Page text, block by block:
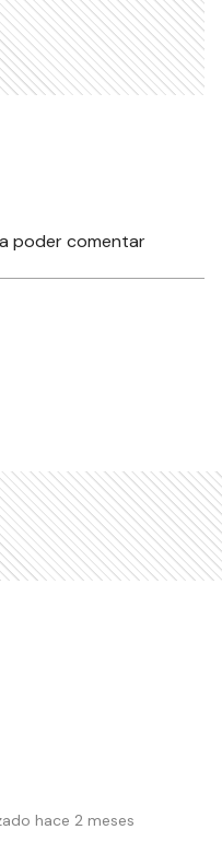
poder comentar
hace 2 meses